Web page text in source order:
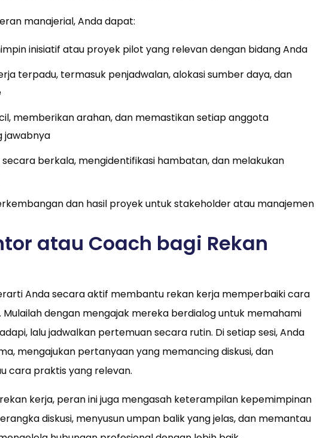
manajerial, Anda dapat:
inisiatif atau proyek pilot yang relevan dengan bidang Anda
terpadu, termasuk penjadwalan, alokasi sumber daya, dan
memberikan arahan, dan memastikan setiap anggota
jawabnya
berkala, mengidentifikasi hambatan, dan melakukan
dan hasil proyek untuk stakeholder atau manajemen
atau Coach bagi Rekan
Anda secara aktif membantu rekan kerja memperbaiki cara
dengan mengajak mereka berdialog untuk memahami
lalu jadwalkan pertemuan secara rutin. Di setiap sesi, Anda
mengajukan pertanyaan yang memancing diskusi, dan
cara praktis yang relevan.
kerja, peran ini juga mengasah keterampilan kepemimpinan
diskusi, menyusun umpan balik yang jelas, dan memantau